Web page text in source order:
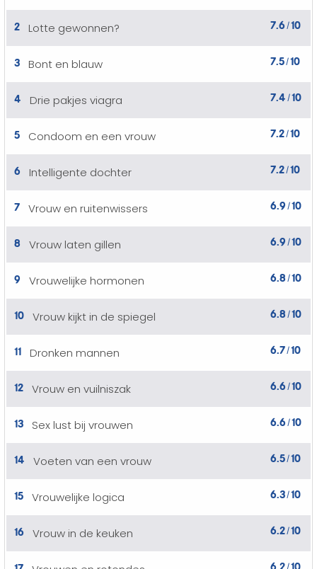
2 Lotte gewonnen? 7.6 /10
3 Bont en blauw 7.5/10
4 Drie pakjes viagra 7.4 /10
5 Condoom en een vrouw 7.2/10
6 Intelligente dochter 7.2/10
7 Vrouw en ruitenwissers 6.9 /10
8 Vrouw laten gillen 6.9 /10
9 Vrouwelijke hormonen 6.8/10
10 Vrouw kijkt in de spiegel 6.8 /10
11 Dronken mannen 6.7/10
12 Vrouw en vuilniszak 6.6 /10
13 Sex lust bij vrouwen 6.6 /10
14 Voeten van een vrouw 6.5/10
15 Vrouwelijke logica 6.3/10
16 Vrouw in de keuken 6.2/10
6.2 10